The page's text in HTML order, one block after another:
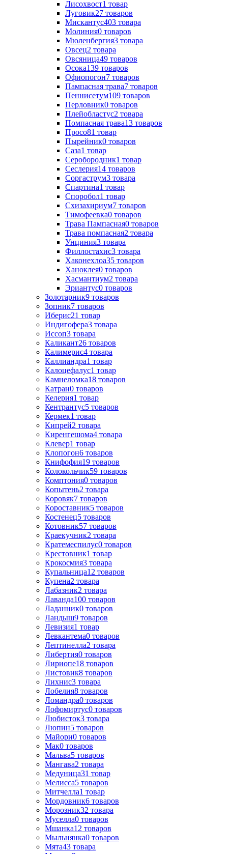
Лисохвост1 товар
Луговик27 товаров
Мискантус403 товара
Молиния0 товаров
Мюленбергия3 товара
Овсец2 товара
Овсяница49 товаров
Осока139 товаров
Офиопогон7 товаров
Пампасная трава7 товаров
Пеннисетум109 товаров
Перловник0 товаров
Плейобластус2 товара
Помпасная трава13 товаров
Просо81 товар
Пырейник0 товаров
Саза1 товар
Серобородник1 товар
Сеслерия14 товаров
Соргаструм3 товара
Спартина1 товар
Споробол1 товар
Схизахириум7 товаров
Тимофеевка0 товаров
Трава Пампасная0 товаров
Трава помпасная2 товара
Унциния3 товара
Филлостахис3 товара
Хаконехлоа35 товаров
Ханоклея0 товаров
Хасмантиум2 товара
Эриантус0 товаров
Золотарник9 товаров
Зопник7 товаров
Иберис21 товар
Индигофера3 товара
Иссоп3 товара
Каликант26 товаров
Калимерис4 товара
Каллиандра1 товар
Калоцефалус1 товар
Камнеломка18 товаров
Катран0 товаров
Келерия1 товар
Кентрантус5 товаров
Кермек1 товар
Кипрей2 товара
Киренгешома4 товара
Клевер1 товар
Клопогон6 товаров
Книфофия19 товаров
Колокольчик59 товаров
Комптония0 товаров
Копытень2 товара
Коровяк7 товаров
Короставник5 товаров
Костенец5 товаров
Котовник57 товаров
Краекучник2 товара
Кратемеспилус0 товаров
Крестовник1 товар
Крокосмия3 товара
Купальница12 товаров
Купена2 товара
Лабазник2 товара
Лаванда100 товаров
Ладанник0 товаров
Ландыш9 товаров
Левизия1 товар
Левкантема0 товаров
Лептинелла2 товара
Либертия0 товаров
Лириопе18 товаров
Листовик8 товаров
Лихнис3 товара
Лобелия8 товаров
Ломандра0 товаров
Лофомиртус0 товаров
Любисток3 товара
Люпин5 товаров
Майори0 товаров
Мак0 товаров
Мальва5 товаров
Мангава2 товара
Медуница31 товар
Мелисса5 товаров
Митчелла1 товар
Мордовник6 товаров
Морозник32 товара
Муселла0 товаров
Мшанка12 товаров
Мыльнянка0 товаров
Мята43 товара